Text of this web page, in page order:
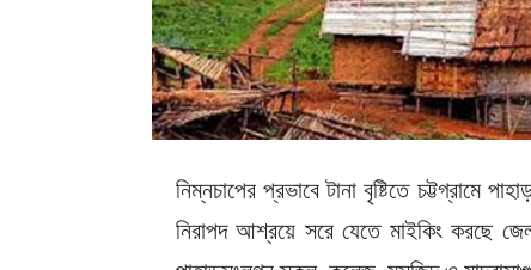
নিম্নচাপের প্রভাবে টানা বৃষ্টিতে চট্টগ্রামে
নিরাপদ আশ্রয়ে সরে যেতে মাইকিং করছে